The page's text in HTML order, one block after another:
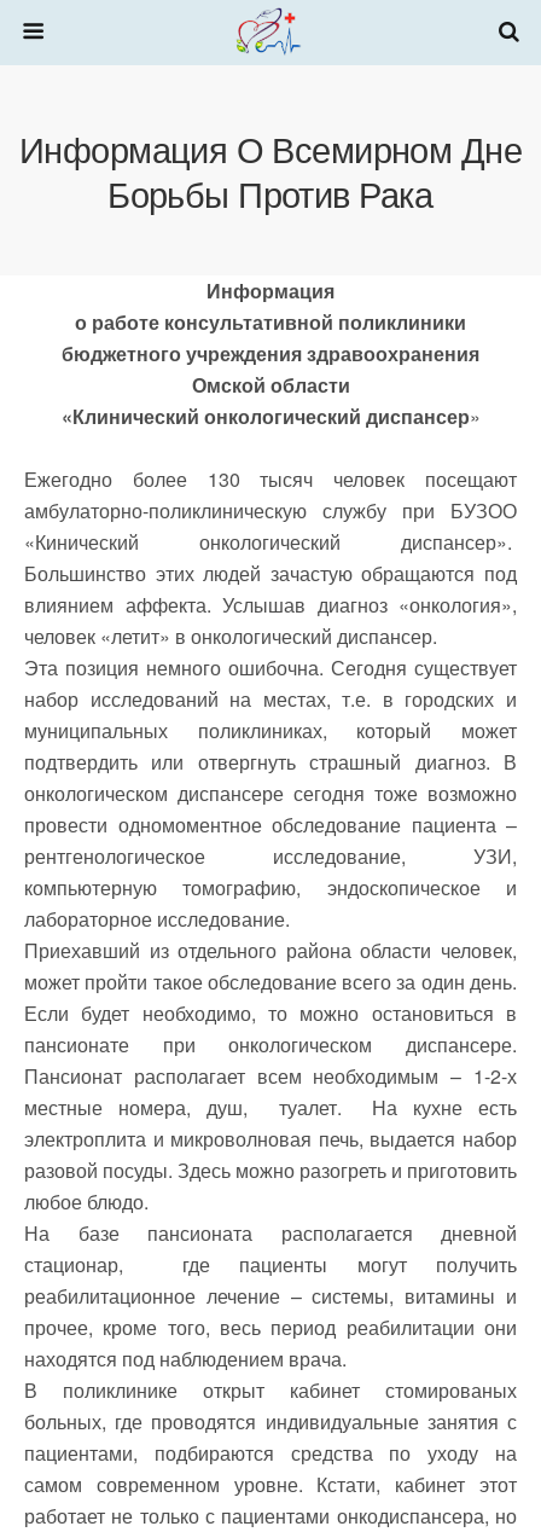
Информация О Всемирном Дне
Борьбы Против Рака
Информация
о работе консультативной поликлиники
бюджетного учреждения здравоохранения
Омской области
«Клинический онкологический диспансер»
Ежегодно более 130 тысяч человек посещают
амбулаторно-поликлиническую службу при БУЗОО
«Кинический онкологический диспансер».
Большинство этих людей зачастую обращаются под
влиянием аффекта. Услышав диагноз «онкология»,
человек «летит» в онкологический диспансер.
Эта позиция немного ошибочна. Сегодня существует
набор исследований на местах, т.е. в городских и
муниципальных поликлиниках, который может
подтвердить или отвергнуть страшный диагноз. В
онкологическом диспансере сегодня тоже возможно
провести одномоментное обследование пациента –
рентгенологическое исследование, УЗИ,
компьютерную томографию, эндоскопическое и
лабораторное исследование.
Приехавший из отдельного района области человек,
может пройти такое обследование всего за один день.
Если будет необходимо, то можно остановиться в
пансионате при онкологическом диспансере.
Пансионат располагает всем необходимым – 1-2-х
местные номера, душ, туалет. На кухне есть
электроплита и микроволновая печь, выдается набор
разовой посуды. Здесь можно разогреть и приготовить
любое блюдо.
На базе пансионата располагается дневной
стационар, где пациенты могут получить
реабилитационное лечение – системы, витамины и
прочее, кроме того, весь период реабилитации они
находятся под наблюдением врача.
В поликлинике открыт кабинет стомированых
больных, где проводятся индивидуальные занятия с
пациентами, подбираются средства по уходу на
самом современном уровне. Кстати, кабинет этот
работает не только с пациентами онкодиспансера, но